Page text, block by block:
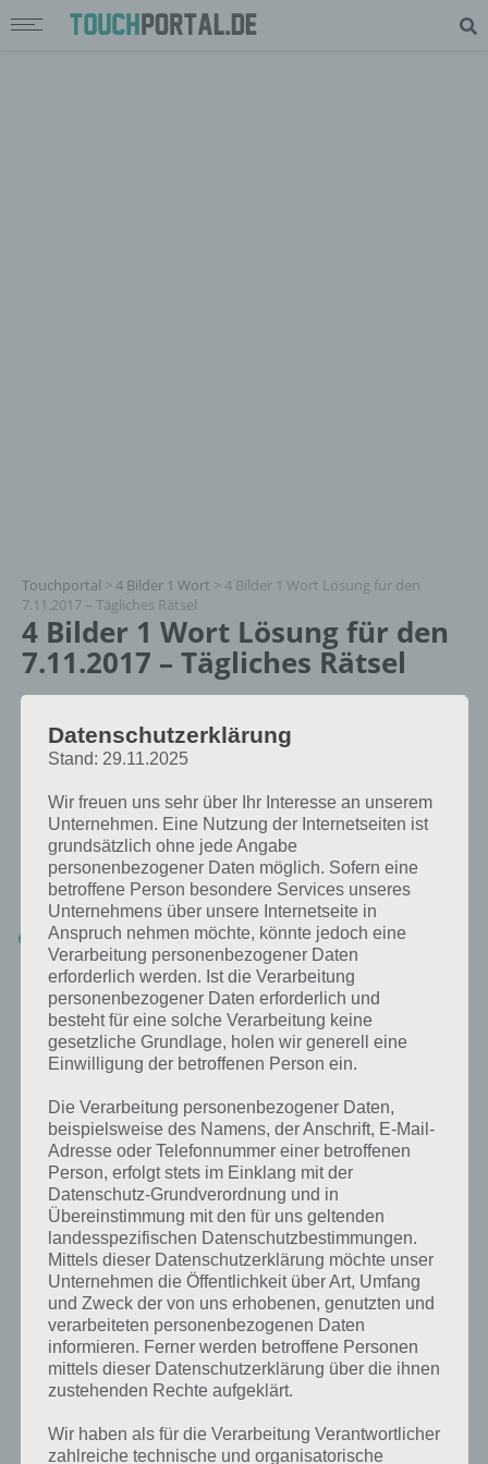
Touchportal > 4 Bilder 1 Wort > 4 Bilder 1 Wort Lösung für den
7.11.2017 – Tägliches Rätsel
4 Bilder 1 Wort Lösung für den
7.11.2017 – Tägliches Rätsel
14.12.2017
Mit zahlreichen Aufgaben zum Knobeln und Üben
JETZT KOSTENLOS HERUNTERLADEN
Die Lösung für das tägliche Rätsel zu Thailand im November 2017 in
4 Bilder 1 Wort vom 7.11.2017 lautet:
KALK
Zur Übersicht der4 Bilder 1 Wort Lösungen für Thailand im
November 2017!
Auf WhatsApp teilen Teilen auf Facebook
Tweet auf Twitter
Mehr Artikel hier auf Touchportal
VORIGER ARTIKEL
4 Bilder 1 Wort
Lösung für den
Tägliches Rätsel
NÄCHSTER ARTIKEL
Wort Guru Level
am 21.12.2017 –
Datenschutzerklärung
Stand: 29.11.2025
Wir freuen uns sehr über Ihr Interesse an unserem
Unternehmen. Eine Nutzung der Internetseiten ist
grundsätzlich ohne jede Angabe
personenbezogener Daten möglich. Sofern eine
betroffene Person besondere Services unseres
Unternehmens über unsere Internetseite in
Anspruch nehmen möchte, könnte jedoch eine
Verarbeitung personenbezogener Daten
erforderlich werden. Ist die Verarbeitung
personenbezogener Daten erforderlich und
besteht für eine solche Verarbeitung keine
gesetzliche Grundlage, holen wir generell eine
Einwilligung der betroffenen Person ein.
Die Verarbeitung personenbezogener Daten,
beispielsweise des Namens, der Anschrift, E-Mail-
Adresse oder Telefonnummer einer betroffenen
Person, erfolgt stets im Einklang mit der
Datenschutz-Grundverordnung und in
Übereinstimmung mit den für uns geltenden
landesspezifischen Datenschutzbestimmungen.
Mittels dieser Datenschutzerklärung möchte unser
Unternehmen die Öffentlichkeit über Art, Umfang
und Zweck der von uns erhobenen, genutzten und
verarbeiteten personenbezogenen Daten
informieren. Ferner werden betroffene Personen
mittels dieser Datenschutzerklärung über die ihnen
zustehenden Rechte aufgeklärt.
Wir haben als für die Verarbeitung Verantwortlicher
zahlreiche technische und organisatorische